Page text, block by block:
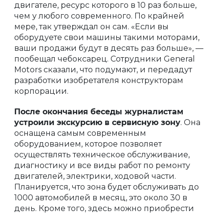
двигателе, ресурс которого в 10 раз больше,
чем у любого современного. По крайней
мере, так утверждал он сам. «Если вы
оборудуете свои машины такими моторами,
ваши продажи будут в десять раз больше», —
пообещал чебоксарец. Сотрудники General
Motors сказали, что подумают, и передадут
разработки изобретателя конструкторам
корпорации.
После окончания беседы журналистам
устроили экскурсию в сервисную зону. Она
оснащена самым современным
оборудованием, которое позволяет
осуществлять техническое обслуживание,
диагностику и все виды работ по ремонту
двигателей, электрики, ходовой части.
Планируется, что зона будет обслуживать до
1000 автомобилей в месяц, это около 30 в
день. Кроме того, здесь можно приобрести